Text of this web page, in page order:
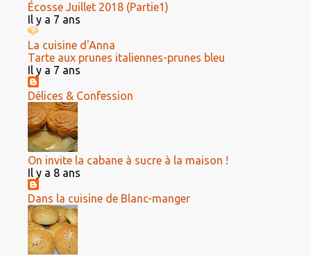
Écosse Juillet 2018 (Partie1)
Il y a 7 ans
La cuisine d'Anna
Tarte aux prunes italiennes-prunes bleu
Il y a 7 ans
Délices & Confession
On invite la cabane à sucre à la maison !
Il y a 8 ans
Dans la cuisine de Blanc-manger